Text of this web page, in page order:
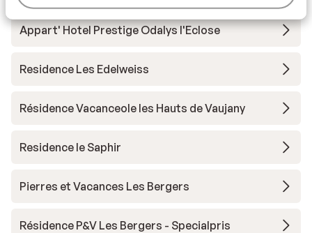
Appart' Hotel Prestige Odalys l'Eclose
Residence Les Edelweiss
Résidence Vacanceole les Hauts de Vaujany
Residence le Saphir
Pierres et Vacances Les Bergers
Résidence P&V Les Bergers - Specialpris